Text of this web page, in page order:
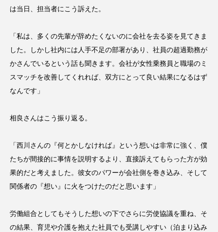
は当日、担当者にこう訴えた。
「私は、多くの先輩が辞めたくないのに会社を去る姿を見てきま
した。しかし社内には人手不足の部署があり、社員の超過勤務が
かさんでいるという話も聞きます。会社が女性乗務員と職場のミ
スマッチを改善してくれれば、双方にとって良い結果になるはず
なんです」
相良さんはこう振り返る。
「西川さんの『何とかしなければ』という想いは非常に強く、僕
たちが間接的に事情を説明するより、直接訴えてもらった方が効
果的だと考えました。彼女のパワーが会社側を巻き込み、そして
関係者の『想い』に火をつけたのだと思います」
労働組合としてもそうした想いの下でさらに労使協議を重ね、そ
の結果、育児や介護を抱えた社員でも受講しやすい（泊まり込み